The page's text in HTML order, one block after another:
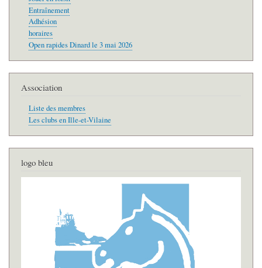
Entraînement
Adhésion
horaires
Open rapides Dinard le 3 mai 2026
Association
Liste des membres
Les clubs en Ille-et-Vilaine
logo bleu